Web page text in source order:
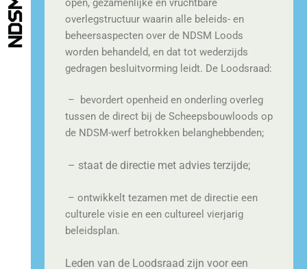
open, gezamenlijke en vruchtbare
overlegstructuur waarin alle beleids- en
beheersaspecten over de NDSM Loods
worden behandeld, en dat tot wederzijds
gedragen besluitvorming leidt. De Loodsraad:
– bevordert openheid en onderling overleg
tussen de direct bij de Scheepsbouwloods op
de NDSM-werf betrokken belanghebbenden;
– staat de directie met advies terzijde;
– ontwikkelt tezamen met de directie een
culturele visie en een cultureel vierjarig
beleidsplan.
Leden van de Loodsraad zijn voor een